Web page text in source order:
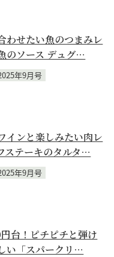
わせたい魚のつまみレ
のソース デュグ…
年9月号
インと楽しみたい肉レ
ステーキのタルタ…
年9月号
台！ピチピチと弾け
い「スパークリ…